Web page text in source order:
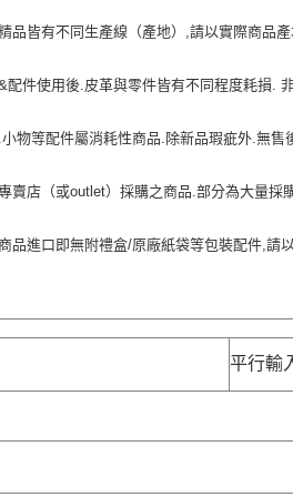
品皆有不同生產線（產地）,請以實際商品產
配件使用後.皮革與零件皆有不同程度耗損.
物等配件屬消耗性商品.除新品瑕疵外.無售
賣店（或outlet）採購之商品.部分為大量採
品進口即無附禮盒/原廠紙袋等包裝配件,請
平行輸